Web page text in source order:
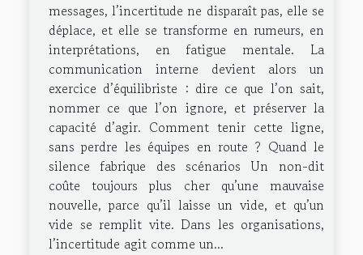
messages, l’incertitude ne disparaît pas, elle se
déplace, et elle se transforme en rumeurs, en
interprétations, en fatigue mentale. La
communication interne devient alors un
exercice d’équilibriste : dire ce que l’on sait,
nommer ce que l’on ignore, et préserver la
capacité d’agir. Comment tenir cette ligne,
sans perdre les équipes en route ? Quand le
silence fabrique des scénarios Un non-dit
coûte toujours plus cher qu’une mauvaise
nouvelle, parce qu’il laisse un vide, et qu’un
vide se remplit vite. Dans les organisations,
l’incertitude agit comme un...